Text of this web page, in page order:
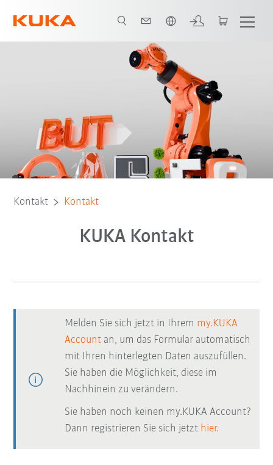
Kontakt Kontakt
KUKA Kontakt
Melden Sie sich jetzt in Ihrem my.KUKA
Account an, um das Formular automatisch
mit Ihren hinterlegten Daten auszufüllen.
Sie haben die Möglichkeit, diese im
Nachhinein zu verändern.
Sie haben noch keinen my.KUKA Account?
Dann registrieren Sie sich jetzt hier.